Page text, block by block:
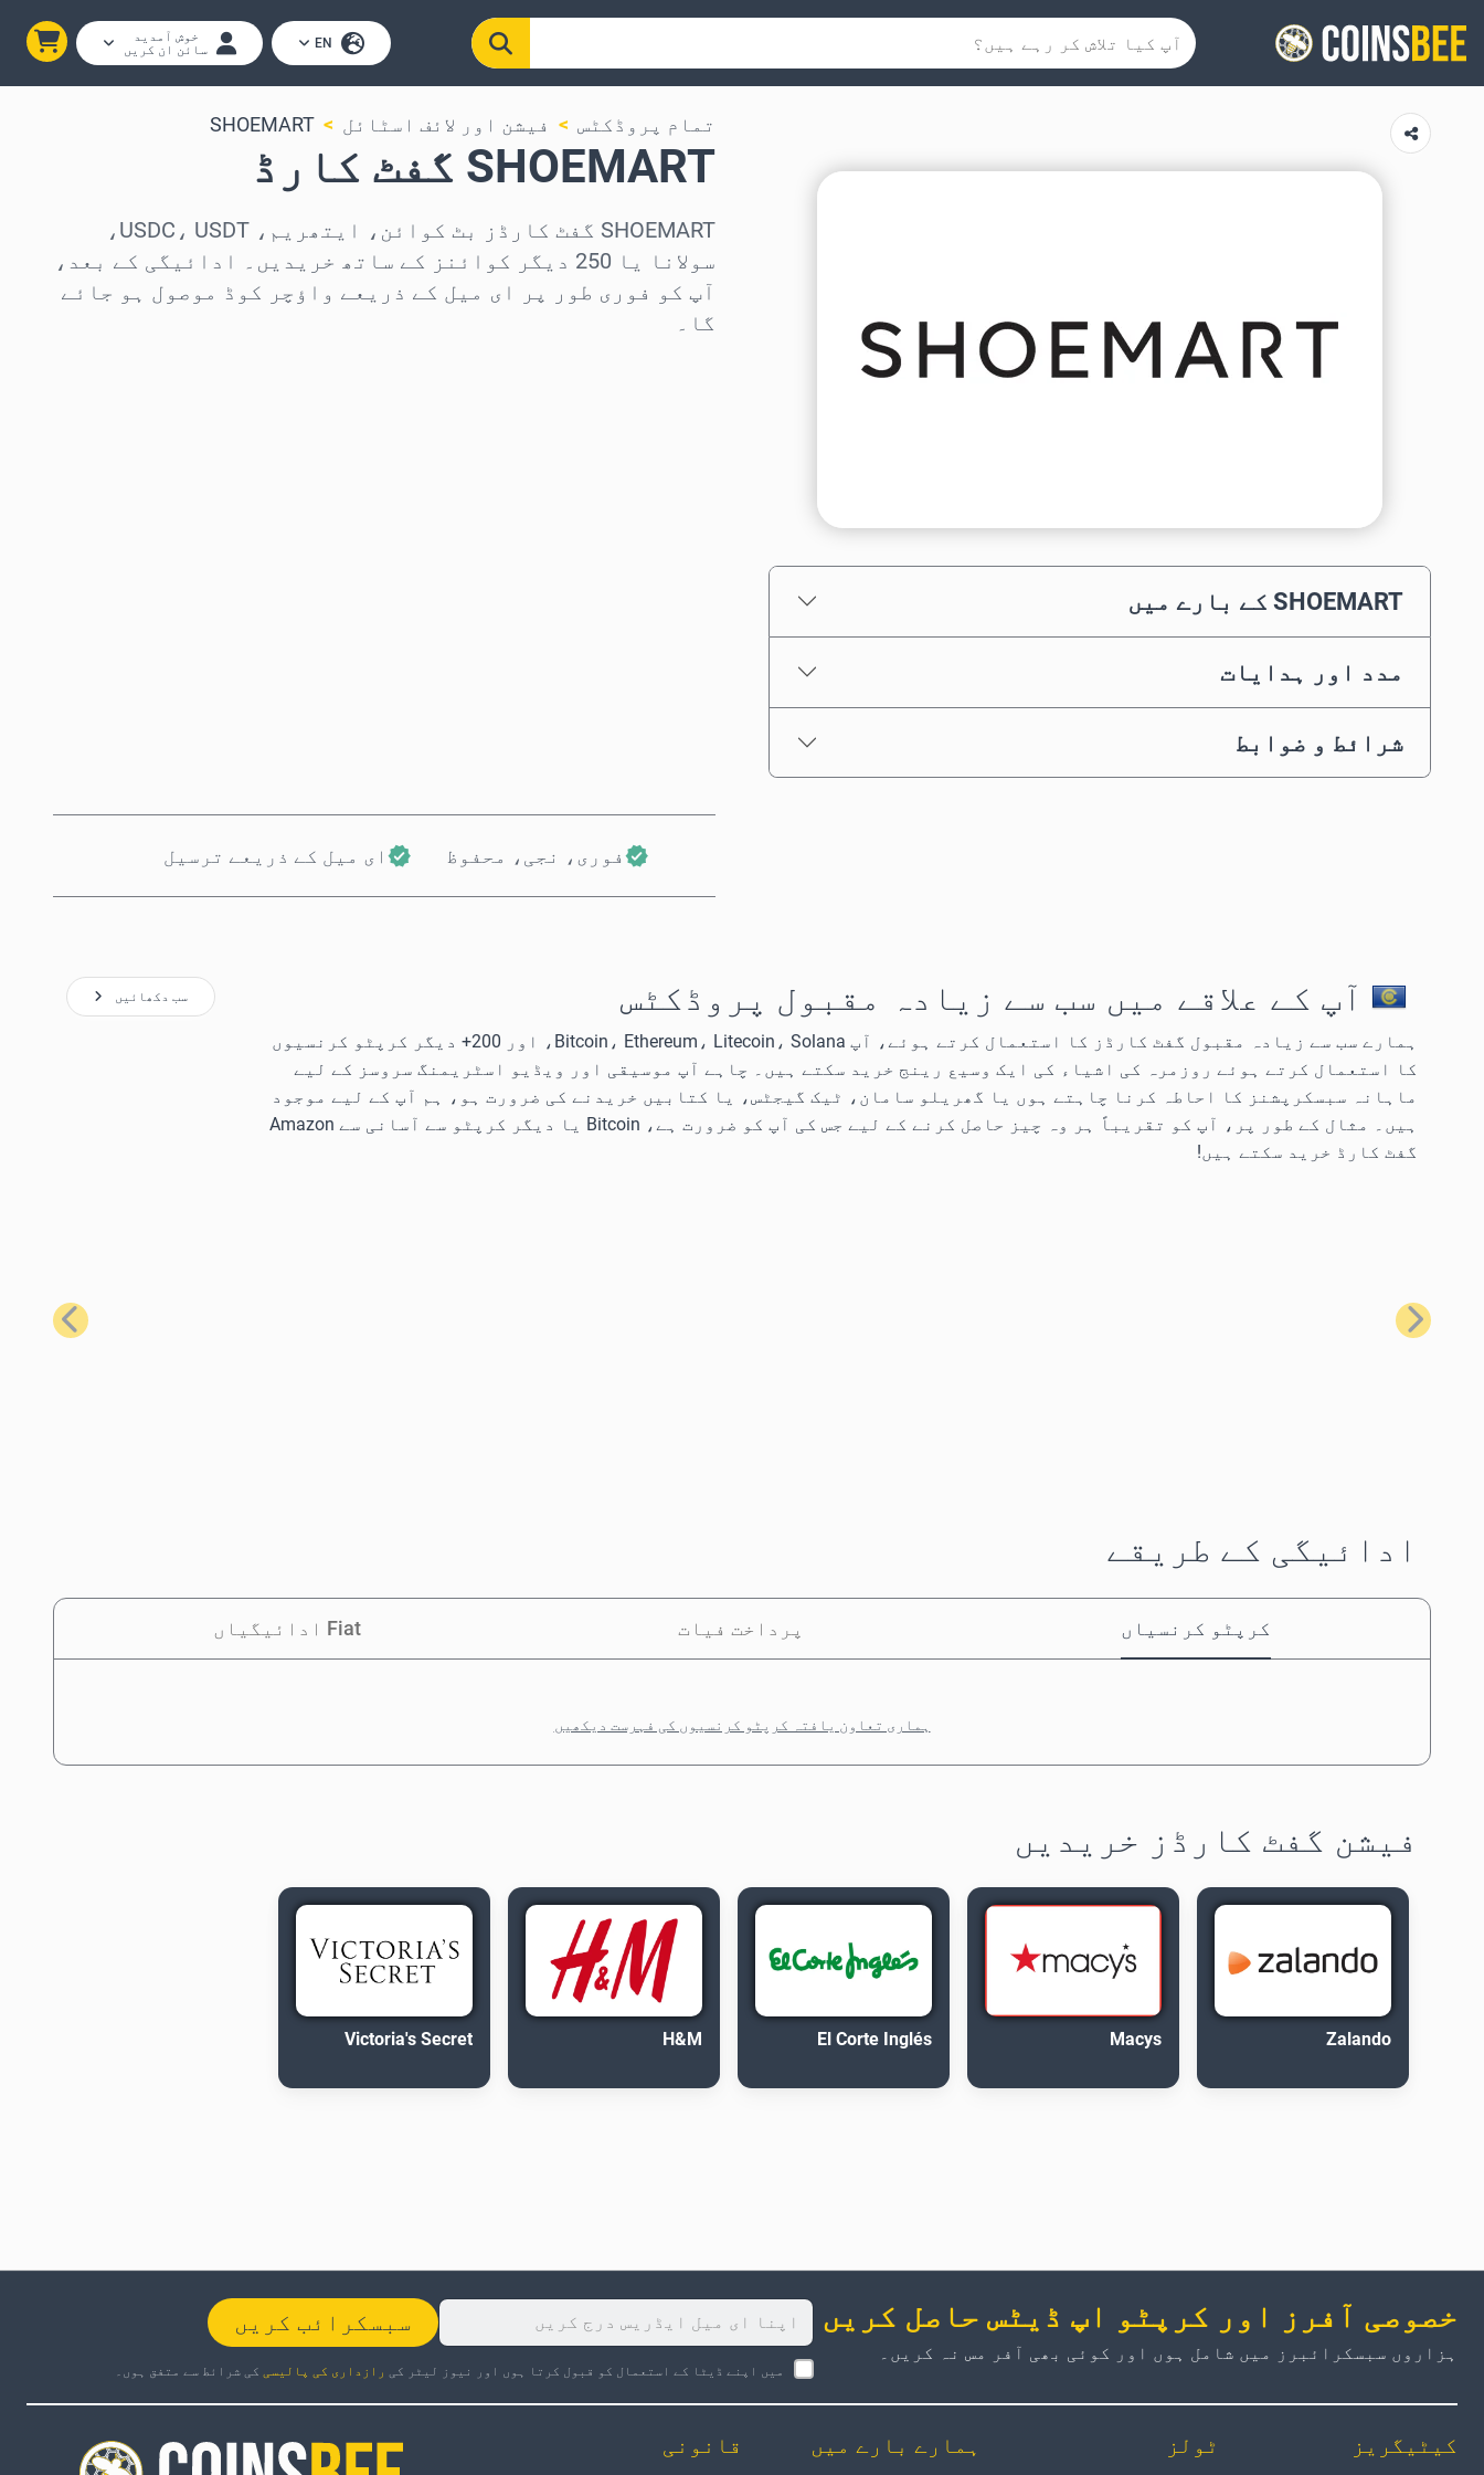
EN
خوش آمدید
سائن ان کریں
SHOEMART کے بارے میں
مدد اور ہدایات
شرائط و ضوابط
تمام پروڈکٹس فیشن اور لائف اسٹائل SHOEMART
SHOEMART گفٹ کارڈ
SHOEMART گفٹ کارڈز بٹ کوائن، ایتھریم، USDC، USDT،
سولانا یا 250 دیگر کوائنز کے ساتھ خریدیں۔ ادائیگی کے بعد،
آپ کو فوری طور پر ای میل کے ذریعے واؤچر کوڈ موصول ہو جائے
گا۔
فوری، نجی، محفوظ ای میل کے ذریعے ترسیل
آپ کے علاقے میں سب سے زیادہ مقبول پروڈکٹس
ہمارے سب سے زیادہ مقبول گفٹ کارڈز کا استعمال کرتے ہوئے، آپ Bitcoin، Ethereum، Litecoin، Solana، اور 200+ دیگر کرپٹو کرنسیوں
کا استعمال کرتے ہوئے روزمرہ کی اشیاء کی ایک وسیع رینج خرید سکتے ہیں۔ چاہے آپ موسیقی اور ویڈیو اسٹریمنگ سروسز کے لیے
ماہانہ سبسکرپشنز کا احاطہ کرنا چاہتے ہوں یا گھریلو سامان، ٹیک گیجٹس، یا کتابیں خریدنے کی ضرورت ہو، ہم آپ کے لیے موجود
ہیں۔ مثال کے طور پر، آپ کو تقریباً ہر وہ چیز حاصل کرنے کے لیے جس کی آپ کو ضرورت ہے، Bitcoin یا دیگر کرپٹو سے آسانی سے Amazon
گفٹ کارڈ خرید سکتے ہیں!
سب دکھائیں
پچھلا اگلا
ادائیگی کے طریقے
کرپٹو کرنسیاں پرداخت فیات Fiat ادائیگیاں
ہماری تعاون یافتہ کرپٹو کرنسیوں کی فہرست دیکھیں
فیشن گفٹ کارڈز خریدیں
Zalando
Macys
El Corte Inglés
H&M
Victoria's Secret
خصوصی آفرز اور کرپٹو اپ ڈیٹس حاصل کریں
ہزاروں سبسکرائبرز میں شامل ہوں اور کوئی بھی آفر مس نہ کریں۔
سبسکرائب کریں
میں اپنے ڈیٹا کے استعمال کو قبول کرتا ہوں اور نیوز لیٹر کی رازداری کی پالیسیکی شرائط سے متفق ہوں۔
کیٹیگریز ٹولز ہمارے بارے میں قانونی